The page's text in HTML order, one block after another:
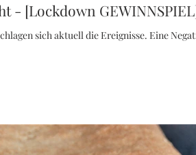
- [Lockdown
sich aktuell die Ereignisse. Eine